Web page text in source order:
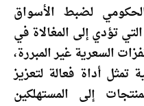
لضبط الأسواق
تؤدي إلى المغالاة في
السعرية غير المبررة،
تمثل أداة فعالة لتعزيز
إلى المستهلكين